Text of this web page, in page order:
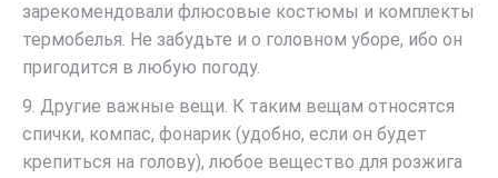
зарекомендовали флюсовые костюмы и комплекты
термобелья. Не забудьте и о головном уборе, ибо он
пригодится в любую погоду.
9. Другие важные вещи. К таким вещам относятся
спички, компас, фонарик (удобно, если он будет
крепиться на голову), любое вещество для розжига